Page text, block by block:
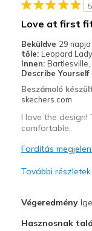
5
Love at first
Beküldve 29 napja
tőle: Leopard Lady
Innen: Bartlesville,
Describe Yourself
Beszámoló
skechers.com
I love the
comfortable.
Fordítás
További részletek
Végeredmény
Hasznosnak